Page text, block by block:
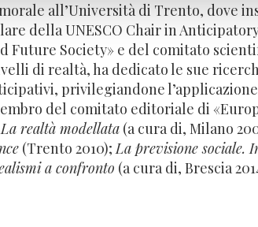
all’Università di Trento, dove
della UNESCO Chair in
Future Society» e del comitato
di realtà, ha dedicato le sue
privilegiandone
del comitato editoriale di
La realtà modellata (a cura di, Milano
(Trento 2010);La previsione sociale.
a confronto (a cura di, Brescia